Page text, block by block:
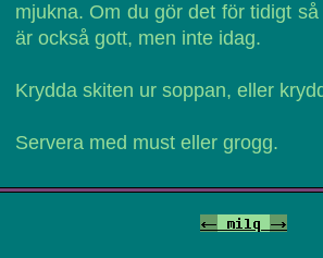
mjukna. Om du gör det för tidigt
är också gott, men inte idag.
Krydda skiten ur soppan, eller
Servera med must eller grogg.
<- milq ->